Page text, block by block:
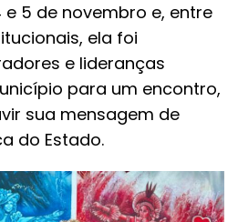
e 5 de novembro e, entre
ela foi
e lideranças
para um encontro,
sua mensagem de
do Estado.